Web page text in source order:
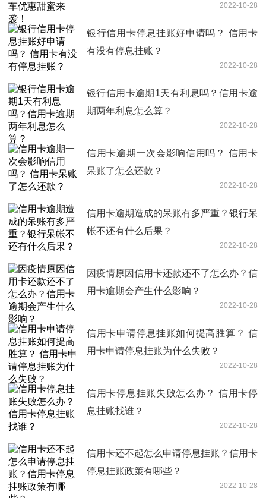
2022-10-28
银行信用卡停息挂账好申请吗？ 信用卡
有没有停息挂账？
2022-10-28
银行信用卡逾期1天有利息吗？信用卡逾
期两年利息怎么算？
2022-10-28
信用卡逾期一次会影响信用吗？ 信用卡
呆账了怎么还款？
2022-10-28
信用卡逾期造成的呆账有多严重？银行呆
帐不还有什么后果？
2022-10-28
因疫情原因信用卡还款还不了怎么办？信
用卡逾期会产生什么影响？
2022-10-28
信用卡申请停息挂账如何提高胜算？ 信
用卡申请停息挂账为什么失败？
2022-10-28
信用卡停息挂账失败怎么办？ 信用卡停
息挂账找谁？
2022-10-28
信用卡还不起怎么申请停息挂账？信用卡
停息挂账政策有哪些？
2022-10-28